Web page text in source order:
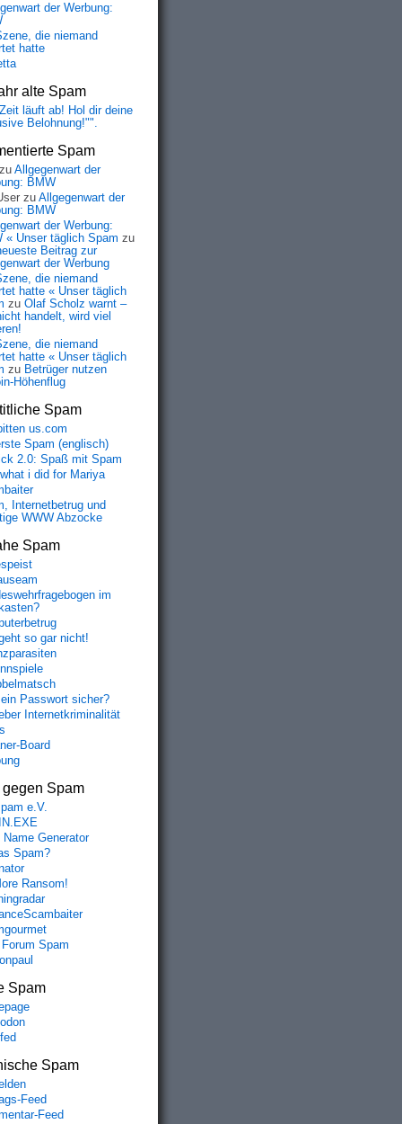
der Werbung:
die niemand
hatte
alte Spam
läuft ab! Hol dir deine
Belohnung!"".
Spam
zu Allgegenwart der
BMW
zu Allgegenwart der
BMW
der Werbung:
« Unser täglich Spam zu
Beitrag zur
der Werbung
die niemand
hatte « Unser täglich
zu Olaf Scholz warnt –
handelt, wird viel
die niemand
hatte « Unser täglich
zu Betrüger nutzen
Höhenflug
Spam
us.com
Spam (englisch)
2.0: Spaß mit Spam
what i did for Mariya
Internetbetrug und
WWW Abzocke
Spam
im
so gar nicht!
Passwort sicher?
Internetkriminalität
Board
gegen Spam
e.V.
Name Generator
Spam?
Ransom!
Spam
Spam
Spam
Feed
Feed